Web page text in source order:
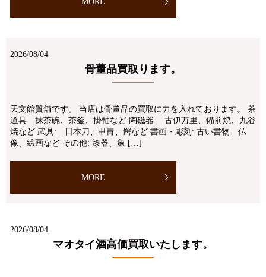
2026/08/04
骨董品買取ります。
天文館質舗です。 当店は骨董品の買取に力を入れております。 茶
道具 抹茶碗、茶釜、掛軸など 陶磁器 古伊万里、備前焼、九谷
焼など 武具: 日本刀、甲冑、鍔など 書画・彫刻: 古い書物、仏
像、絵画など その他: 漆器、象 […]
MORE
2026/08/04
マオタイ酒高価買取いたします。